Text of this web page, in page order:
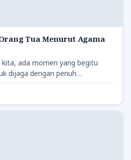
Tua Menurut Agama
ada momen yang begitu
dijaga dengan penuh